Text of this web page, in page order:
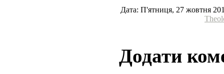
Дата: П'ятниця, 27 жовтня
Додати